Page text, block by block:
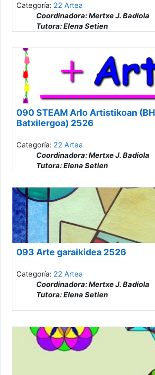
Categoría: 22 Artea
Coordinadora: Mertxe J. Badiola
Tutora: Elena Setien
090 STEAM Arlo Artistikoan
Batxilergoa) 2526
Categoría: 22 Artea
Coordinadora: Mertxe J. Badiola
Tutora: Elena Setien
093 Arte garaikidea 2526
Categoría: 22 Artea
Coordinadora: Mertxe J. Badiola
Tutora: Elena Setien